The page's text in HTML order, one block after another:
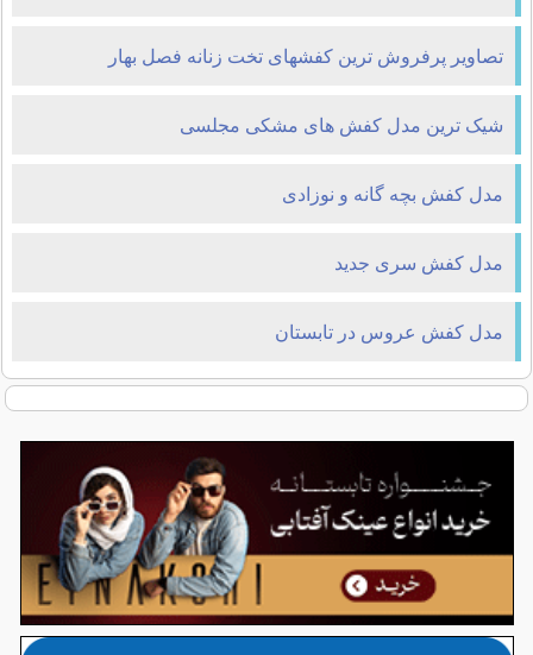
تصاویر پرفروش ترین کفشهای تخت زنانه فصل بهار
شیک ترین مدل کفش های مشکی مجلسی
مدل کفش بچه گانه و نوزادی
مدل کفش سری جدید
مدل کفش عروس در تابستان